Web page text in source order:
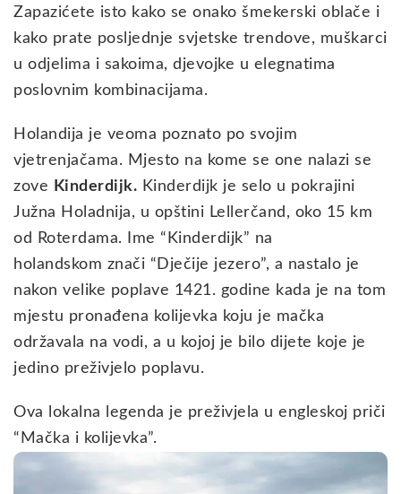
Zapazićete isto kako se onako šmekerski oblače i
kako prate posljednje svjetske trendove, muškarci
u odjelima i sakoima, djevojke u elegnatima
poslovnim kombinacijama.
Holandija je veoma poznato po svojim
vjetrenjačama. Mjesto na kome se one nalazi se
zove Kinderdijk. Kinderdijk je selo u pokrajini
Južna Holadnija, u opštini Lellerčand, oko 15 km
od Roterdama. Ime “Kinderdijk” na
holandskom znači “Dječije jezero”, a nastalo je
nakon velike poplave 1421. godine kada je na tom
mjestu pronađena kolijevka koju je mačka
održavala na vodi, a u kojoj je bilo dijete koje je
jedino preživjelo poplavu.
Ova lokalna legenda je preživjela u engleskoj priči
“Mačka i kolijevka”.